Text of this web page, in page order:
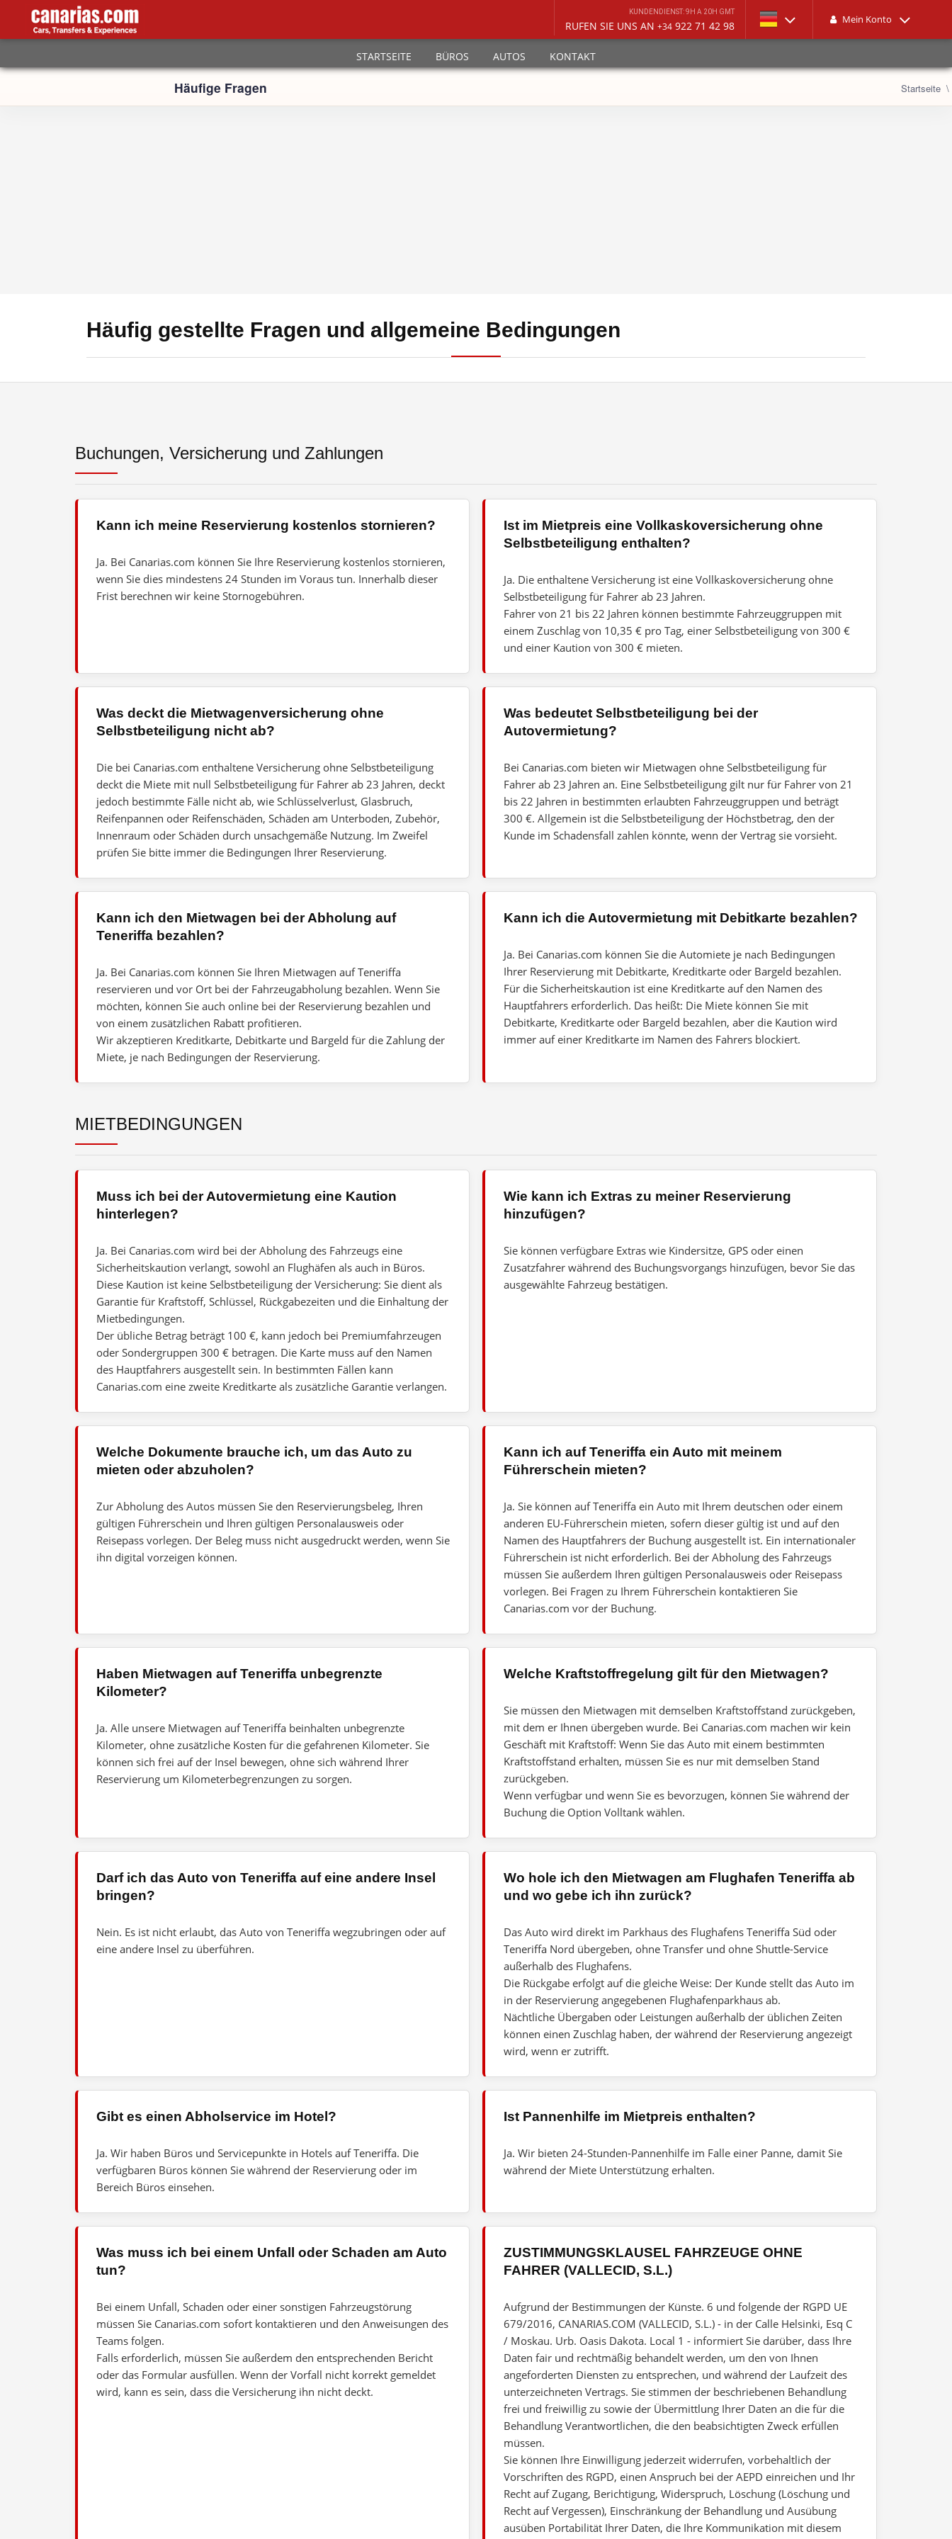
KUNDENDIENST: 9H A 20H GMT
RUFEN SIE UNS AN +34 922 71 42 98 Mein Konto
STARTSEITE BÜROS AUTOS KONTAKT
Häufige Fragen Startseite
Häufig gestellte Fragen und allgemeine Bedingungen
Buchungen, Versicherung und Zahlungen
Kann ich meine Reservierung kostenlos stornieren?
Ja. Bei Canarias.com können Sie Ihre Reservierung kostenlos stornieren,
wenn Sie dies mindestens 24 Stunden im Voraus tun. Innerhalb dieser
Frist berechnen wir keine Stornogebühren.
Ist im Mietpreis eine Vollkaskoversicherung ohne
Selbstbeteiligung enthalten?
Ja. Die enthaltene Versicherung ist eine Vollkaskoversicherung ohne
Selbstbeteiligung für Fahrer ab 23 Jahren.
Fahrer von 21 bis 22 Jahren können bestimmte Fahrzeuggruppen mit
einem Zuschlag von 10,35 € pro Tag, einer Selbstbeteiligung von 300 €
und einer Kaution von 300 € mieten.
Was deckt die Mietwagenversicherung ohne
Selbstbeteiligung nicht ab?
Die bei Canarias.com enthaltene Versicherung ohne Selbstbeteiligung
deckt die Miete mit null Selbstbeteiligung für Fahrer ab 23 Jahren, deckt
jedoch bestimmte Fälle nicht ab, wie Schlüsselverlust, Glasbruch,
Reifenpannen oder Reifenschäden, Schäden am Unterboden, Zubehör,
Innenraum oder Schäden durch unsachgemäße Nutzung. Im Zweifel
prüfen Sie bitte immer die Bedingungen Ihrer Reservierung.
Was bedeutet Selbstbeteiligung bei der
Autovermietung?
Bei Canarias.com bieten wir Mietwagen ohne Selbstbeteiligung für
Fahrer ab 23 Jahren an. Eine Selbstbeteiligung gilt nur für Fahrer von 21
bis 22 Jahren in bestimmten erlaubten Fahrzeuggruppen und beträgt
300 €. Allgemein ist die Selbstbeteiligung der Höchstbetrag, den der
Kunde im Schadensfall zahlen könnte, wenn der Vertrag sie vorsieht.
Kann ich den Mietwagen bei der Abholung auf
Teneriffa bezahlen?
Ja. Bei Canarias.com können Sie Ihren Mietwagen auf Teneriffa
reservieren und vor Ort bei der Fahrzeugabholung bezahlen. Wenn Sie
möchten, können Sie auch online bei der Reservierung bezahlen und
von einem zusätzlichen Rabatt profitieren.
Wir akzeptieren Kreditkarte, Debitkarte und Bargeld für die Zahlung der
Miete, je nach Bedingungen der Reservierung.
Kann ich die Autovermietung mit Debitkarte bezahlen?
Ja. Bei Canarias.com können Sie die Automiete je nach Bedingungen
Ihrer Reservierung mit Debitkarte, Kreditkarte oder Bargeld bezahlen.
Für die Sicherheitskaution ist eine Kreditkarte auf den Namen des
Hauptfahrers erforderlich. Das heißt: Die Miete können Sie mit
Debitkarte, Kreditkarte oder Bargeld bezahlen, aber die Kaution wird
immer auf einer Kreditkarte im Namen des Fahrers blockiert.
MIETBEDINGUNGEN
Muss ich bei der Autovermietung eine Kaution
hinterlegen?
Ja. Bei Canarias.com wird bei der Abholung des Fahrzeugs eine
Sicherheitskaution verlangt, sowohl an Flughäfen als auch in Büros.
Diese Kaution ist keine Selbstbeteiligung der Versicherung: Sie dient als
Garantie für Kraftstoff, Schlüssel, Rückgabezeiten und die Einhaltung der
Mietbedingungen.
Der übliche Betrag beträgt 100 €, kann jedoch bei Premiumfahrzeugen
oder Sondergruppen 300 € betragen. Die Karte muss auf den Namen
des Hauptfahrers ausgestellt sein. In bestimmten Fällen kann
Canarias.com eine zweite Kreditkarte als zusätzliche Garantie verlangen.
Wie kann ich Extras zu meiner Reservierung
hinzufügen?
Sie können verfügbare Extras wie Kindersitze, GPS oder einen
Zusatzfahrer während des Buchungsvorgangs hinzufügen, bevor Sie das
ausgewählte Fahrzeug bestätigen.
Welche Dokumente brauche ich, um das Auto zu
mieten oder abzuholen?
Zur Abholung des Autos müssen Sie den Reservierungsbeleg, Ihren
gültigen Führerschein und Ihren gültigen Personalausweis oder
Reisepass vorlegen. Der Beleg muss nicht ausgedruckt werden, wenn Sie
ihn digital vorzeigen können.
Kann ich auf Teneriffa ein Auto mit meinem
Führerschein mieten?
Ja. Sie können auf Teneriffa ein Auto mit Ihrem deutschen oder einem
anderen EU-Führerschein mieten, sofern dieser gültig ist und auf den
Namen des Hauptfahrers der Buchung ausgestellt ist. Ein internationaler
Führerschein ist nicht erforderlich. Bei der Abholung des Fahrzeugs
müssen Sie außerdem Ihren gültigen Personalausweis oder Reisepass
vorlegen. Bei Fragen zu Ihrem Führerschein kontaktieren Sie
Canarias.com vor der Buchung.
Haben Mietwagen auf Teneriffa unbegrenzte
Kilometer?
Ja. Alle unsere Mietwagen auf Teneriffa beinhalten unbegrenzte
Kilometer, ohne zusätzliche Kosten für die gefahrenen Kilometer. Sie
können sich frei auf der Insel bewegen, ohne sich während Ihrer
Reservierung um Kilometerbegrenzungen zu sorgen.
Welche Kraftstoffregelung gilt für den Mietwagen?
Sie müssen den Mietwagen mit demselben Kraftstoffstand zurückgeben,
mit dem er Ihnen übergeben wurde. Bei Canarias.com machen wir kein
Geschäft mit Kraftstoff: Wenn Sie das Auto mit einem bestimmten
Kraftstoffstand erhalten, müssen Sie es nur mit demselben Stand
zurückgeben.
Wenn verfügbar und wenn Sie es bevorzugen, können Sie während der
Buchung die Option Volltank wählen.
Darf ich das Auto von Teneriffa auf eine andere Insel
bringen?
Nein. Es ist nicht erlaubt, das Auto von Teneriffa wegzubringen oder auf
eine andere Insel zu überführen.
Wo hole ich den Mietwagen am Flughafen Teneriffa ab
und wo gebe ich ihn zurück?
Das Auto wird direkt im Parkhaus des Flughafens Teneriffa Süd oder
Teneriffa Nord übergeben, ohne Transfer und ohne Shuttle-Service
außerhalb des Flughafens.
Die Rückgabe erfolgt auf die gleiche Weise: Der Kunde stellt das Auto im
in der Reservierung angegebenen Flughafenparkhaus ab.
Nächtliche Übergaben oder Leistungen außerhalb der üblichen Zeiten
können einen Zuschlag haben, der während der Reservierung angezeigt
wird, wenn er zutrifft.
Gibt es einen Abholservice im Hotel?
Ja. Wir haben Büros und Servicepunkte in Hotels auf Teneriffa. Die
verfügbaren Büros können Sie während der Reservierung oder im
Bereich Büros einsehen.
Ist Pannenhilfe im Mietpreis enthalten?
Ja. Wir bieten 24-Stunden-Pannenhilfe im Falle einer Panne, damit Sie
während der Miete Unterstützung erhalten.
Was muss ich bei einem Unfall oder Schaden am Auto
tun?
Bei einem Unfall, Schaden oder einer sonstigen Fahrzeugstörung
müssen Sie Canarias.com sofort kontaktieren und den Anweisungen des
Teams folgen.
Falls erforderlich, müssen Sie außerdem den entsprechenden Bericht
oder das Formular ausfüllen. Wenn der Vorfall nicht korrekt gemeldet
wird, kann es sein, dass die Versicherung ihn nicht deckt.
ZUSTIMMUNGSKLAUSEL FAHRZEUGE OHNE
FAHRER (VALLECID, S.L.)
Aufgrund der Bestimmungen der Künste. 6 und folgende der RGPD UE
679/2016, CANARIAS.COM (VALLECID, S.L.) - in der Calle Helsinki, Esq C
/ Moskau. Urb. Oasis Dakota. Local 1 - informiert Sie darüber, dass Ihre
Daten fair und rechtmäßig behandelt werden, um den von Ihnen
angeforderten Diensten zu entsprechen, und während der Laufzeit des
unterzeichneten Vertrags. Sie stimmen der beschriebenen Behandlung
frei und freiwillig zu sowie der Übermittlung Ihrer Daten an die für die
Behandlung Verantwortlichen, die den beabsichtigten Zweck erfüllen
müssen.
Sie können Ihre Einwilligung jederzeit widerrufen, vorbehaltlich der
Vorschriften des RGPD, einen Anspruch bei der AEPD einreichen und Ihr
Recht auf Zugang, Berichtigung, Widerspruch, Löschung (Löschung und
Recht auf Vergessen), Einschränkung der Behandlung und Ausübung
ausüben Portabilität Ihrer Daten, die Ihre Kommunikation mit diesem